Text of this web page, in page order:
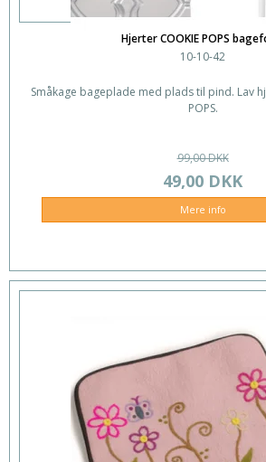
Hjerter COOKIE POPS
10-10-42
Småkage bageplade med plads til pind. Lav
POPS.
99,00 DKK
49,00 DKK
Mere info